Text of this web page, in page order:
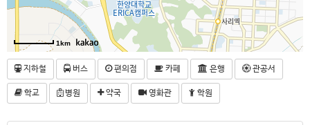
1km
지하철 버스 편의점 카페 은행 관공서
학교 병원 약국 영화관 학원